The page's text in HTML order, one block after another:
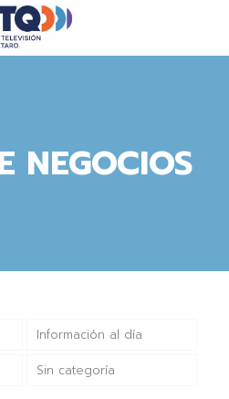
NEGOCIOS
Información al día
Sin categoría